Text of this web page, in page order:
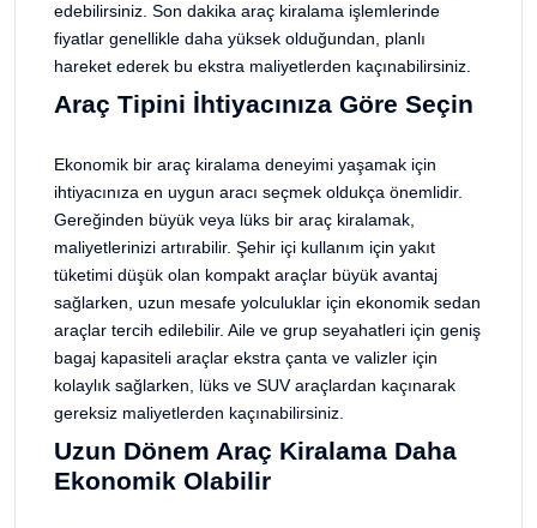
edebilirsiniz. Son dakika araç kiralama işlemlerinde
fiyatlar genellikle daha yüksek olduğundan, planlı
hareket ederek bu ekstra maliyetlerden kaçınabilirsiniz.
Araç Tipini İhtiyacınıza Göre Seçin
Ekonomik bir araç kiralama deneyimi yaşamak için
ihtiyacınıza en uygun aracı seçmek oldukça önemlidir.
Gereğinden büyük veya lüks bir araç kiralamak,
maliyetlerinizi artırabilir. Şehir içi kullanım için yakıt
tüketimi düşük olan kompakt araçlar büyük avantaj
sağlarken, uzun mesafe yolculuklar için ekonomik sedan
araçlar tercih edilebilir. Aile ve grup seyahatleri için geniş
bagaj kapasiteli araçlar ekstra çanta ve valizler için
kolaylık sağlarken, lüks ve SUV araçlardan kaçınarak
gereksiz maliyetlerden kaçınabilirsiniz.
Uzun Dönem Araç Kiralama Daha
Ekonomik Olabilir